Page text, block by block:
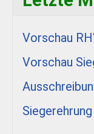
Vorschau
Vorschau